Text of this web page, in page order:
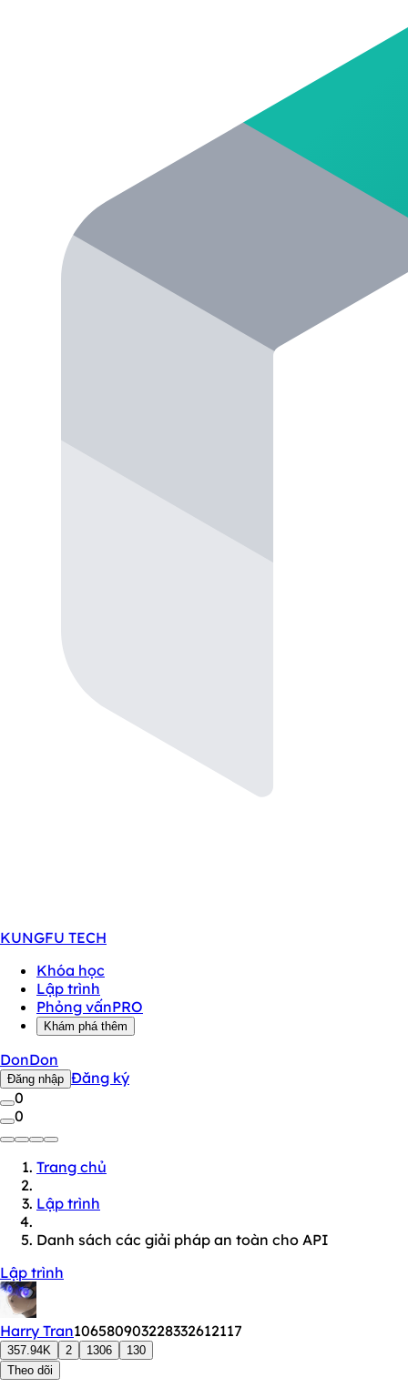
KUNGFU TECH
Khóa học
Lập trình
Phỏng vấnPRO
Khám phá thêm
DonDon
Đăng nhập Đăng ký
0
0
Trang chủ
Lập trình
Danh sách các giải pháp an toàn cho API
Lập trình
Harry Tran106580903228332612117
357.94K 2 1306
130
Theo dõi